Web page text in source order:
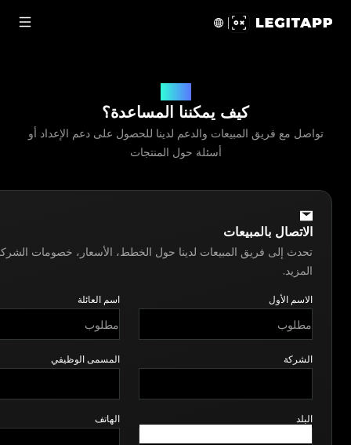
كيف يمكننا المساعدة؟
تواصل مع فريق المبيعات والدعم لدينا للحصول على دعم الإعداد أو
أسئلة حول المنتجات
الاتصال بالمبيعات
تحدث إلى فريق المبيعات لدينا حول الخطط، الأسعار، خصومات
المزيد.
الاسم الأول اسم العائلة
الشركة المسمى الوظيفي
البلد الهاتف